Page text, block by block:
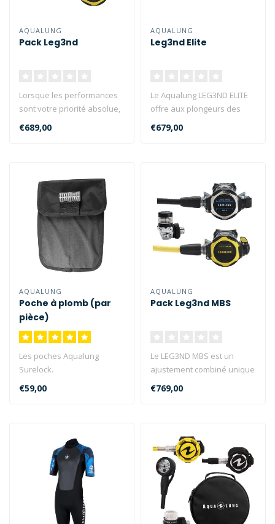
AQUALUNG
Pack Leg3nd
Lorsque les performances
sont votre priorité absolue,
LEG3ND est la réponse...
€689,00
AQUALUNG
Leg3nd Elite
Le Aqualung LEG3ND ELITE
offre aux plongeurs des
possibilités inégalées en
€679,00
AQUALUNG
Poche à plomb (par
pièce)
Les poches Aqualung
Surelock.
Poche de plomb universelle
pour gilets de stabili..
€59,00
AQUALUNG
Pack Leg3nd MBS
Le LEG3ND MBS est un
ajustement combiné unique
qui régule
automatiquement l'ef..
€769,00